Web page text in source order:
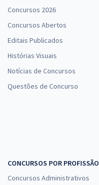
Concursos 2026
Concursos Abertos
Editais Publicados
Histórias Visuais
Notícias de Concursos
Questões de Concurso
CONCURSOS POR PROFISSÃO
Concursos Administrativos